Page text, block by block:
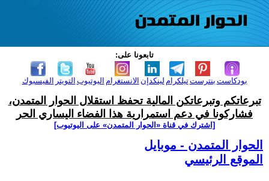
تابعونا على:
الفيسبوك التويتر اليوتيوب الانستغرام لينكدإن تيلكرامبنترست بودكاست
تبرعاتكم وتبرعاتكن المالية تحفظ استقلال الحوار المتمدن،
فشاركونا في دعم استمرارية هذا الفضاء اليساري الحر
[اشترك في قناة ‫«الحوار المتمدن» على اليوتيوب]
الحوار المتمدن - موبايل
الموقع الرئيسي